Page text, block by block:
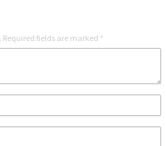
Required fields are marked *